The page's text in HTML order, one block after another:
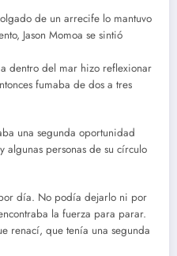
de un arrecife lo mantuvo
Jason Momoa se sintió
dentro del mar hizo reflexionar
fumaba de dos a tres
una segunda oportunidad
personas de su círculo
día. No podía dejarlo ni por
la fuerza para parar.
renací, que tenía una segunda